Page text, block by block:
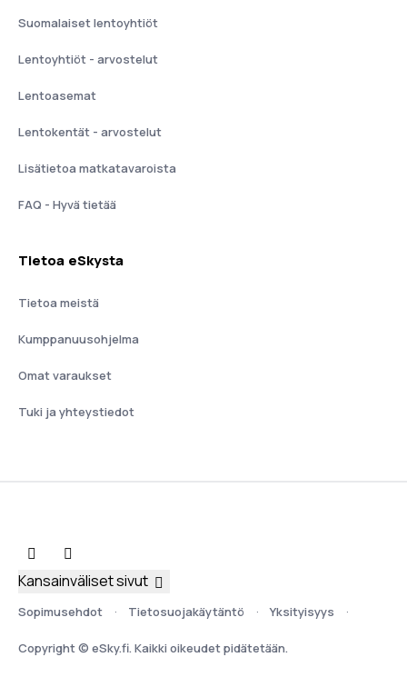
Suomalaiset lentoyhtiöt
Lentoyhtiöt - arvostelut
Lentoasemat
Lentokentät - arvostelut
Lisätietoa matkatavaroista
FAQ - Hyvä tietää
Tietoa eSkysta
Tietoa meistä
Kumppanuusohjelma
Omat varaukset
Tuki ja yhteystiedot
Sopimusehdot Tietosuojakäytäntö Yksityisyys
Copyright © eSky.fi. Kaikki oikeudet pidätetään.
Kansainväliset sivut